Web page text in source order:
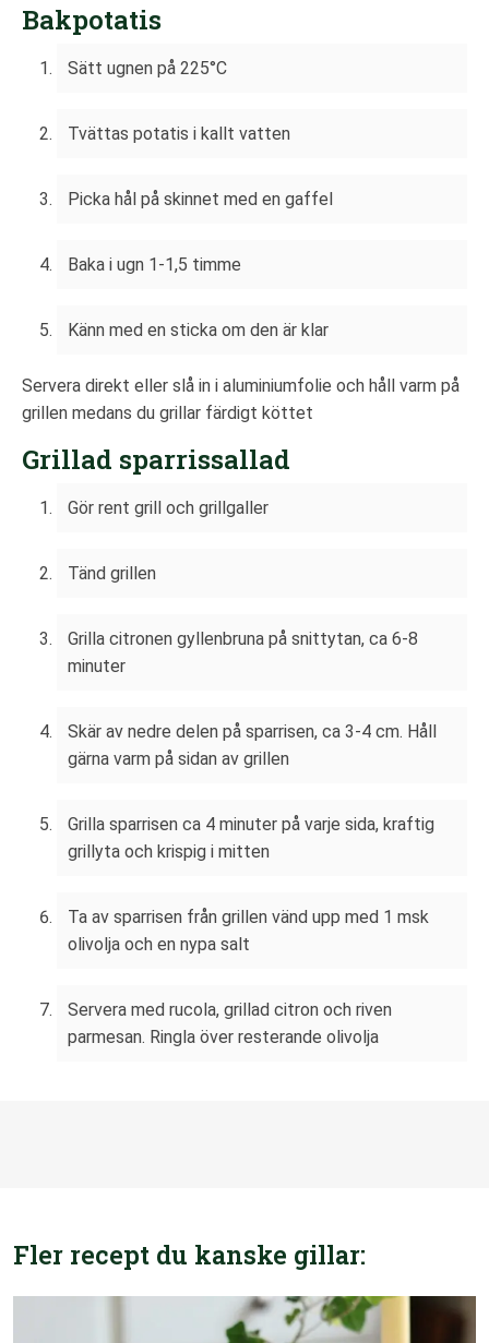
Bakpotatis
Sätt ugnen på 225°C
Tvättas potatis i kallt vatten
Picka hål på skinnet med en gaffel
Baka i ugn 1-1,5 timme
Känn med en sticka om den är klar
Servera direkt eller slå in i aluminiumfolie och håll varm på
grillen medans du grillar färdigt köttet
Grillad sparrissallad
Gör rent grill och grillgaller
Tänd grillen
Grilla citronen gyllenbruna på snittytan, ca 6-8
minuter
Skär av nedre delen på sparrisen, ca 3-4 cm. Håll
gärna varm på sidan av grillen
Grilla sparrisen ca 4 minuter på varje sida, kraftig
grillyta och krispig i mitten
Ta av sparrisen från grillen vänd upp med 1 msk
olivolja och en nypa salt
Servera med rucola, grillad citron och riven
parmesan. Ringla över resterande olivolja
Fler recept du kanske gillar: